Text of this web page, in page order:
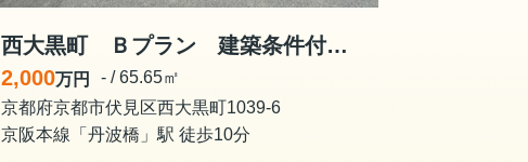
西大黒町 Ｂプラン 建築条件付き土地
2,000万円
- / 65.65㎡
京都府京都市伏見区西大黒町1039-6
京阪本線「丹波橋」駅 徒歩10分